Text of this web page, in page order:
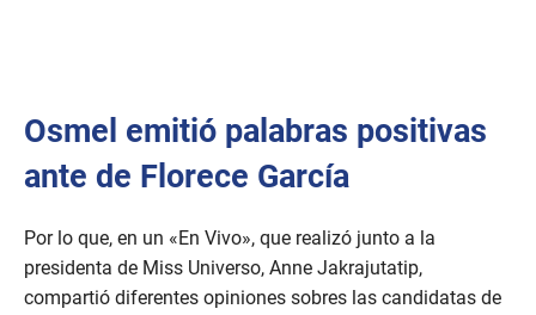
Osmel emitió palabras positivas
ante de Florece García
Por lo que, en un «En Vivo», que realizó junto a la
presidenta de Miss Universo, Anne Jakrajutatip,
compartió diferentes opiniones sobres las candidatas de